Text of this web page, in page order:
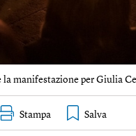
la manifestazione per Giulia
Stampa